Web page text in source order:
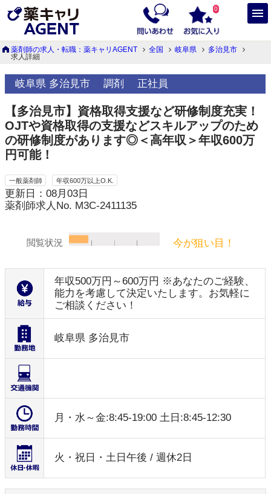
0
薬剤師の求人・転職：薬キャリAGENT 全国 岐阜県
多治見市
求人詳細
岐阜県 多治見市 調剤 正社員
【多治見市】資格取得支援など研修制度充実！
OJTや資格取得の支援などスキルアップのため
の研修制度があります◎＜高年収＞年収600万
円可能！
一般薬剤師 年収600万以上O.K.
更新日：08月03日
薬剤師求人No. M3C-2411135
閲覧状況 今が狙い目！
年収500万円～600万円 ※あなたのご経験、
能力を考慮して決定いたします。お気軽に
ご相談ください！
岐阜県 多治見市
月・水～金:8:45-19:00 土日:8:45-12:30
火・祝日・土日午後 / 週休2日